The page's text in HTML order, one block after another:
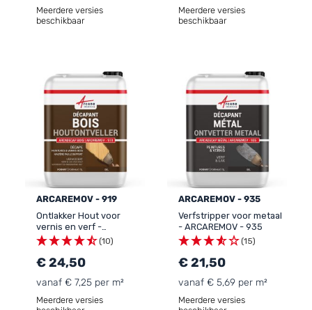
Meerdere versies
beschikbaar
Meerdere versies
beschikbaar
ARCAREMOV - 919
Ontlakker Hout voor
vernis en verf -
ARCAREMOV - 919
(10)
€ 24,50
vanaf € 7,25 per m²
Meerdere versies
ARCAREMOV - 935
Verfstripper voor metaal
- ARCAREMOV - 935
(15)
€ 21,50
vanaf € 5,69 per m²
Meerdere versies